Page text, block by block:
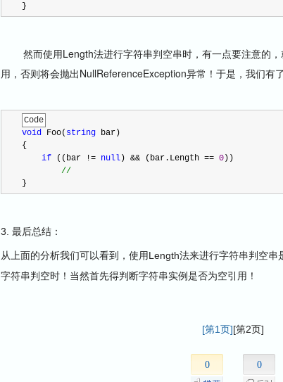
}
然而使用Length法进行字符串判空串时，有一点要注意的，
用，否则将会抛出NullReferenceException异常！于是，我们有
Code
void Foo( string bar)
{
if ((bar != null ) && (bar.Length == 0 ))
//
}
3. 最后总结：
从上面的分析我们可以看到，使用Length法来进行字符串判空
字符串判空时！当然首先得判断字符串实例是否为空引用！
[第1页][第2页]
0 0